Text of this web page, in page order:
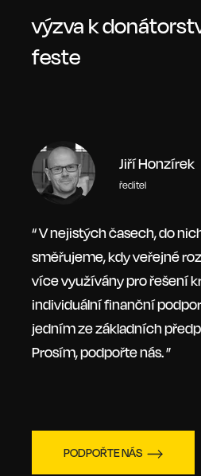
výzva k
feste
Jiří Honzírek
ředitel
“ V nejistých časech, do
směřujeme, kdy veřejné
více využívány pro řešení
individuální finanční
jedním ze základních
Prosím, podpořte nás. ”
PODPOŘTE NÁS